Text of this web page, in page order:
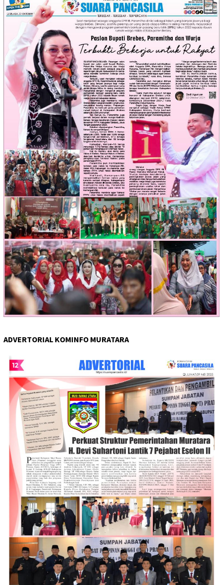
ADVERTORIAL KOMINFO MURATARA